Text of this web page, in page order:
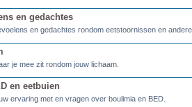
en gedachtes
en gedachtes rondom eetstoornissen en
je mee zit rondom jouw lichaam.
en eetbuien
ervaring met en vragen over boulimia en BED.